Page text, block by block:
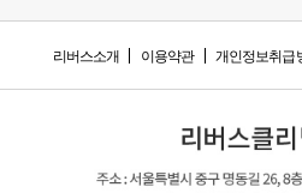
리버스소개 이용약관 개인정보취급